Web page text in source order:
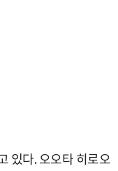
있다. 오오타 히로오